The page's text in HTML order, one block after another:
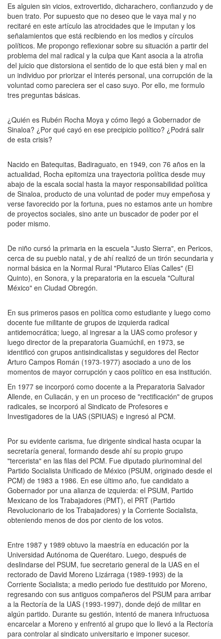
Es alguien sin vicios, extrovertido, dicharachero, confianzudo y de
buen trato. Por supuesto que no deseo que le vaya mal y no
recitaré en este artículo las atrocidades que le imputan y los
señalamientos que está recibiendo en los medios y círculos
políticos. Me propongo reflexionar sobre su situación a partir del
problema del mal radical y la culpa que Kant asocia a la atrofia
del juicio que distorsiona el sentido de lo que está bien y mal en
un individuo por priorizar el interés personal, una corrupción de la
voluntad como pareciera ser el caso suyo. Por ello, me formulo
tres preguntas básicas.
¿Quién es Rubén Rocha Moya y cómo llegó a Gobernador de
Sinaloa? ¿Por qué cayó en ese precipicio político? ¿Podrá salir
de esta crisis?
Nacido en Batequitas, Badiraguato, en 1949, con 76 años en la
actualidad, Rocha epitomiza una trayectoria política desde muy
abajo de la escala social hasta la mayor responsabilidad política
de Sinaloa, producto de una voluntad de poder muy empeñosa y
verse favorecido por la fortuna, pues no estamos ante un hombre
de proyectos sociales, sino ante un buscador de poder por el
poder mismo.
De niño cursó la primaria en la escuela "Justo Sierra", en Pericos,
cerca de su pueblo natal, y de ahí realizó de un tirón secundaria y
normal básica en la Normal Rural "Plutarco Elías Calles" (El
Quinto), en Sonora, y la preparatoria en la escuela "Cultural
México" en Ciudad Obregón.
En sus primeros pasos en política como estudiante y luego como
docente fue militante de grupos de izquierda radical
antidemocrática; luego, al ingresar a la UAS como profesor y
luego director de la preparatoria Guamúchil, en 1973, se
identificó con grupos antisindicalistas y seguidores del Rector
Arturo Campos Román (1973-1977) asociado a uno de los
momentos de mayor corrupción y caos político en esa institución.
En 1977 se incorporó como docente a la Preparatoria Salvador
Allende, en Culiacán, y en un proceso de "rectificación" de grupos
radicales, se incorporó al Sindicato de Profesores e
Investigadores de la UAS (SPIUAS) e ingresó al PCM.
Por su evidente carisma, fue dirigente sindical hasta ocupar la
secretaría general, formando desde ahí su propio grupo
"tercerista" en las filas del PCM. Fue diputado plurinominal del
Partido Socialista Unificado de México (PSUM, originado desde el
PCM) de 1983 a 1986. En ese último año, fue candidato a
Gobernador por una alianza de izquierda: el PSUM, Partido
Mexicano de los Trabajadores (PMT), el PRT (Partido
Revolucionario de los Trabajadores) y la Corriente Socialista,
obteniendo menos de dos por ciento de los votos.
Entre 1987 y 1989 obtuvo la maestría en educación por la
Universidad Autónoma de Querétaro. Luego, después de
deslindarse del PSUM, fue secretario general de la UAS en el
rectorado de David Moreno Lizárraga (1989-1993) de la
Corriente Socialista; a medio periodo fue destituido por Moreno,
regresando con sus antiguos compañeros del PSUM para arribar
a la Rectoría de la UAS (1993-1997), donde dejó de militar en
algún partido. Durante su gestión, intentó de manera infructuosa
encarcelar a Moreno y enfrentó al grupo que lo llevó a la Rectoría
para controlar al sindicato universitario e imponer sucesor.